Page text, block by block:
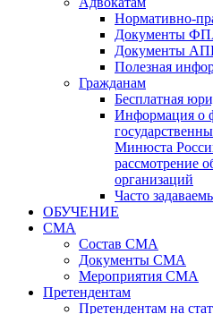
Нормативно-
Документы
Документы
Полезная
Гражданам
Бесплатная
Информация о
Минюста
рассмотрение
организаций
Часто
ОБУЧЕНИЕ
СМА
Состав СМА
Документы СМА
Мероприятия СМА
Претендентам
Претендентам на